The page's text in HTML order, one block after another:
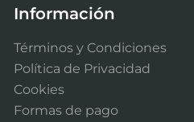
Información
Términos y Condiciones
Política de Privacidad
Cookies
Formas de pago